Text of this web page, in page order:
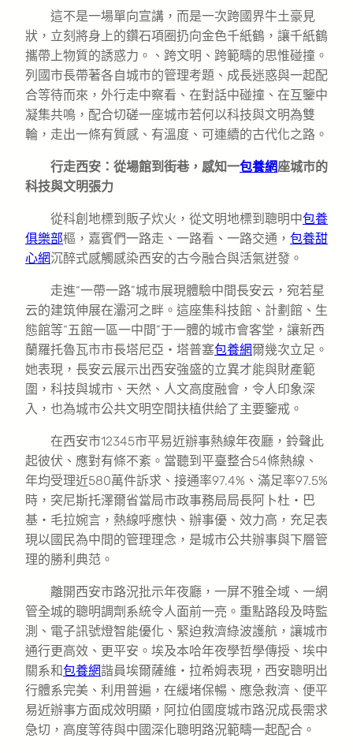
這不是一場單向宣講，而是一次跨國界牛土豪見
狀，立刻將身上的鑽石項圈扔向金色千紙鶴，讓千紙鶴
攜帶上物質的誘惑力。、跨文明、跨範疇的思惟碰撞。
列國市長帶著各自城市的管理考題、成長迷惑與一起配
合等待而來，外行走中察看、在對話中碰撞、在互鑒中
凝集共鳴，配合切磋一座城市若何以科技與文明為雙
輪，走出一條有質感、有溫度、可連續的古代化之路。
行走西安：從場館到街巷，感知一包養網座城市的
科技與文明張力
從科創地標到販子炊火，從文明地標到聰明中包養
俱樂部樞，嘉賓們一路走、一路看、一路交通， 包養甜
心網沉醉式感觸感染西安的古今融合與活氣迸發。
走進“一帶一路”城市展現體驗中間長安云，宛若星
云的建筑伸展在灞河之畔。這座集科技館、計劃館、生
態館等“五館一區一中間”于一體的城市會客堂，讓新西
蘭羅托魯瓦市市長塔尼亞・塔普塞包養網爾幾次立足。
她表現，長安云展示出西安強盛的立異才能與財產範
圍，科技與城市、天然、人文高度融會，令人印象深
入，也為城市公共文明空間扶植供給了主要鑒戒。
在西安市12345市平易近辦事熱線年夜廳，鈴聲此
起彼伏、應對有條不紊。當聽到平臺整合54條熱線、
年均受理近580萬件訴求、接通率97.4%、滿足率97.5%
時，突尼斯托澤爾省當局市政事務局局長阿卜杜・巴
基・毛拉婉言，熱線呼應快、辦事優、效力高，充足表
現以國民為中間的管理理念，是城市公共辦事與下層管
理的勝利典范。
離開西安市路況批示年夜廳，一屏不雅全域、一網
管全城的聰明調劑系統令人面前一亮。重點路段及時監
測、電子訊號燈智能優化、緊迫救濟綠波護航，讓城市
通行更高效、更平安。埃及本哈年夜學哲學傳授、埃中
關系和包養網諧員埃爾薩維・拉希姆表現，西安聰明出
行體系完美、利用普遍，在緩堵保暢、應急救濟、便平
易近辦事方面成效明顯，阿拉伯國度城市路況成長需求
急切，高度等待與中國深化聰明路況範疇一起配合。